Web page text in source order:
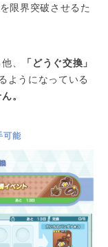
限界突破させるた
、
「どうぐ交換」
ようになっている
。
可能